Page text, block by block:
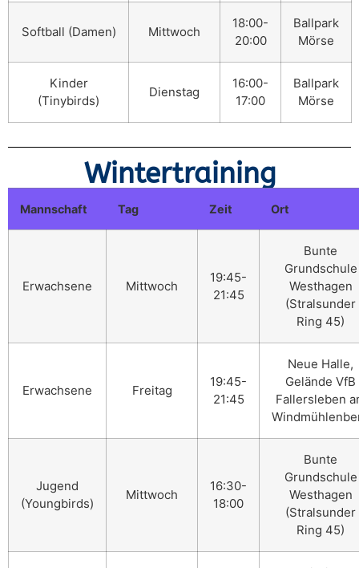
Softball (Damen) Mittwoch
18:00-
20:00
Ballpark
Mörse
Kinder
(Tinybirds)
Dienstag
16:00-
17:00
Ballpark
Mörse
Wintertraining
Mannschaft Tag Zeit Ort
Erwachsene Mittwoch
19:45-
21:45
Bunte
Grundschule
Westhagen
(Stralsunder
Ring 45)
Erwachsene Freitag
19:45-
21:45
Neue Halle,
Gelände VfB
Fallersleben
Jugend
(Youngbirds)
Mittwoch
16:30-
18:00
Bunte
Grundschule
Westhagen
(Stralsunder
Ring 45)